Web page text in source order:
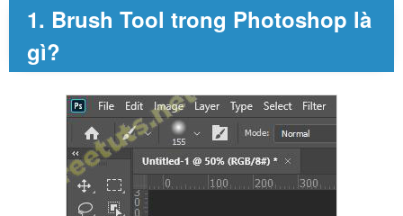
1. Brush Tool trong Photoshop là
gì?